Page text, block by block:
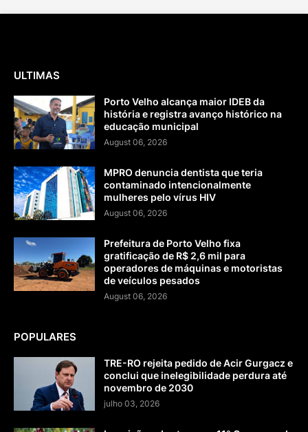
ULTIMAS
Porto Velho alcança maior IDEB da
história e registra avanço histórico na
educação municipal
August 06, 2026
MPRO denuncia dentista que teria
contaminado intencionalmente
mulheres pelo vírus HIV
August 06, 2026
Prefeitura de Porto Velho fixa
gratificação de R$ 2,6 mil para
operadores de máquinas e motoristas
de veículos pesados
August 06, 2026
POPULARES
TRE-RO rejeita pedido de Acir Gurgacz e
conclui que inelegibilidade perdura até
novembro de 2030
julho 03, 2026